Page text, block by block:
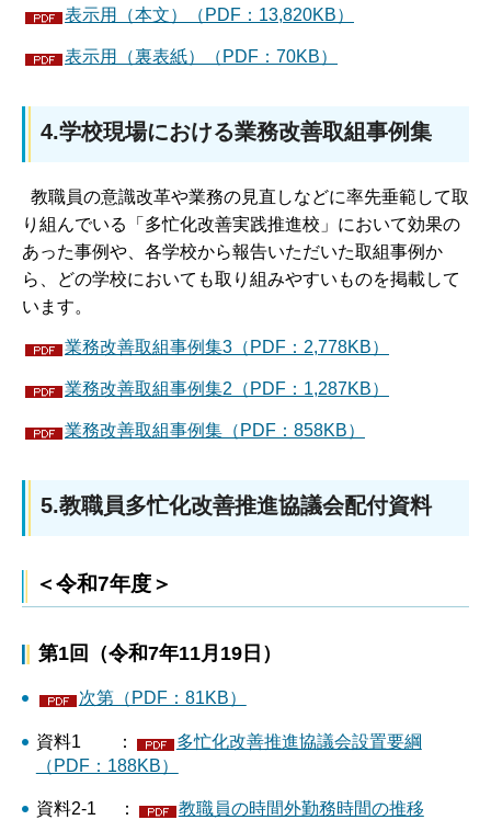
表示用（本文）（PDF：13,820KB）
表示用（裏表紙）（PDF：70KB）
4.学校現場における業務改善取組事例集
教職員の意識改革や業務の見直しなどに率先垂範して取
り組んでいる「多忙化改善実践推進校」において効果の
あった事例や、各学校から報告いただいた取組事例か
ら、どの学校においても取り組みやすいものを掲載して
います。
業務改善取組事例集3（PDF：2,778KB）
業務改善取組事例集2（PDF：1,287KB）
業務改善取組事例集（PDF：858KB）
5.教職員多忙化改善推進協議会配付資料
＜令和7年度＞
第1回（令和7年11月19日）
次第（PDF：81KB）
資料1 ：
多忙化改善推進協議会設置要綱
（PDF：188KB）
資料2-1 ：
教職員の時間外勤務時間の推移